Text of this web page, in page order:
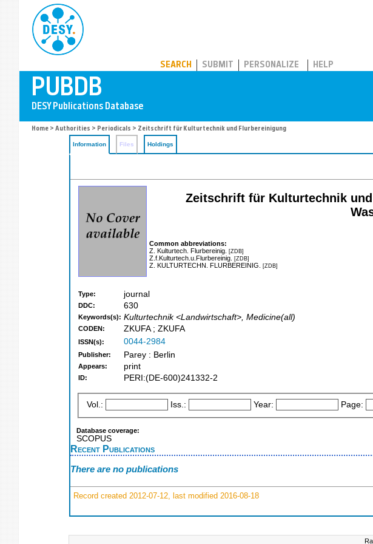
SEARCH SUBMIT PERSONALIZE HELP
Home > Authorities > Periodicals > Zeitschrift für Kulturtechnik und Flurbereinigung
Information Files Holdings
Zeitschrift für Kulturtechnik
Common abbreviations:
Z. Kulturtech. Flurbereinig. [ZDB]
Z.f.Kulturtech.u.Flurbereinig. [ZDB]
Z. KULTURTECHN. FLURBEREINIG. [ZDB]
Type: journal
DDC: 630
Keywords(s): Kulturtechnik <Landwirtschaft>, Medicine(all)
CODEN: ZKUFA ; ZKUFA
ISSN(s): 0044-2984
Publisher: Parey : Berlin
Appears: print
ID: PERI:(DE-600)241332-2
Vol.: Iss.: Year: Page:
Database coverage:
SCOPUS
Recent Publications
There are no publications
Record created 2012-07-12, last modified 2016-08-18